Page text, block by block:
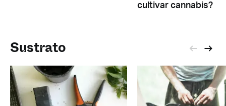
cultivar cannabis?
Sustrato